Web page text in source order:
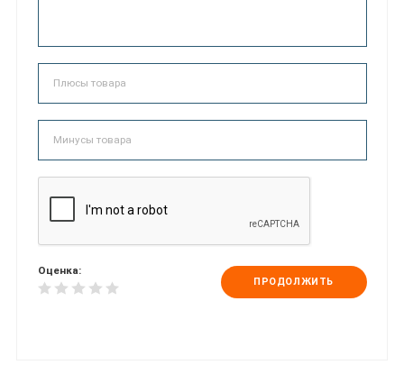
Оценка:
ПРОДОЛЖИТЬ